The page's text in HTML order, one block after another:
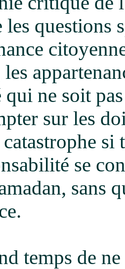
les questions
ne soit
sur les
se
sans
temps de